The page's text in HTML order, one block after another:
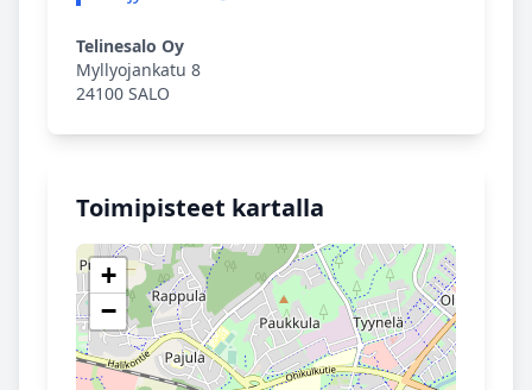
Telinesalo Oy
Myllyojankatu 8
24100 SALO
Toimipisteet kartalla
+
−